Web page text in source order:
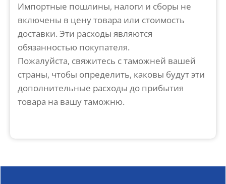
Импортные пошлины, налоги и сборы не
включены в цену товара или стоимость
доставки. Эти расходы являются
обязанностью покупателя.
Пожалуйста, свяжитесь с таможней вашей
страны, чтобы определить, каковы будут эти
дополнительные расходы до прибытия
товара на вашу таможню.